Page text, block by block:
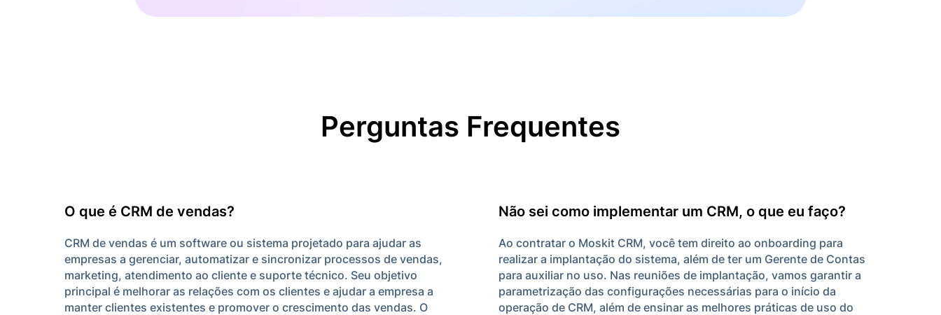
Perguntas Frequentes
O que é CRM de vendas?
CRM de vendas é um software ou sistema projetado para ajudar as
empresas a gerenciar, automatizar e sincronizar processos de vendas,
marketing, atendimento ao cliente e suporte técnico. Seu objetivo
principal é melhorar as relações com os clientes e ajudar a empresa a
manter clientes existentes e promover o crescimento das vendas. O
Não sei como implementar um CRM, o que eu faço?
Ao contratar o Moskit CRM, você tem direito ao onboarding para
realizar a implantação do sistema, além de ter um Gerente de Contas
para auxiliar no uso. Nas reuniões de implantação, vamos garantir a
parametrização das configurações necessárias para o início da
operação de CRM, além de ensinar as melhores práticas de uso do